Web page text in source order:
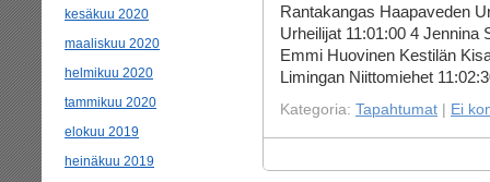
kesäkuu 2020
maaliskuu 2020
helmikuu 2020
tammikuu 2020
elokuu 2019
heinäkuu 2019
Rantakangas Haapaveden
Urheilijat 11:01:00 4 Jennina
Emmi Huovinen Kestilän
Limingan Niittomiehet
Kategoria: Tapahtumat Ei